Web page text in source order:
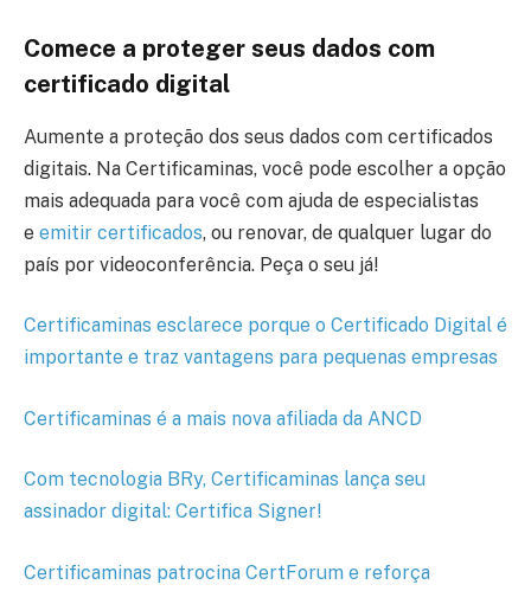
Comece a proteger seus dados com
certificado digital
Aumente a proteção dos seus dados com certificados
digitais. Na Certificaminas, você pode escolher a opção
mais adequada para você com ajuda de especialistas
e emitir certificados, ou renovar, de qualquer lugar do
país por videoconferência. Peça o seu já!
Certificaminas esclarece porque o Certificado Digital é
importante e traz vantagens para pequenas empresas
Certificaminas é a mais nova afiliada da ANCD
Com tecnologia BRy, Certificaminas lança seu
assinador digital: Certifica Signer!
Certificaminas patrocina CertForum e reforça